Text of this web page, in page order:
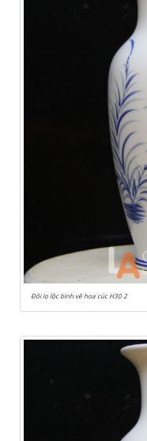
Đôi lọ lộc bình vẽ hoa cúc H30 2